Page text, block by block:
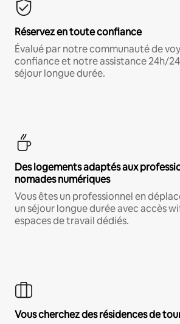
Réservez en toute confiance
Évalué par notre communauté de
confiance et notre assistance 24h/
séjour longue durée.
Des logements adaptés aux
nomades numériques
Vous êtes un professionnel en
un séjour longue durée avec accès
espaces de travail dédiés.
Vous cherchez des résidences de